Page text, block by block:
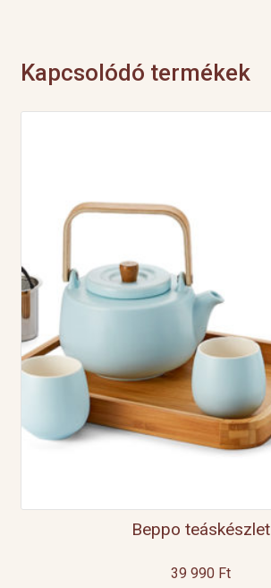
Kapcsolódó termékek
Beppo teáskészlet
39 990 Ft